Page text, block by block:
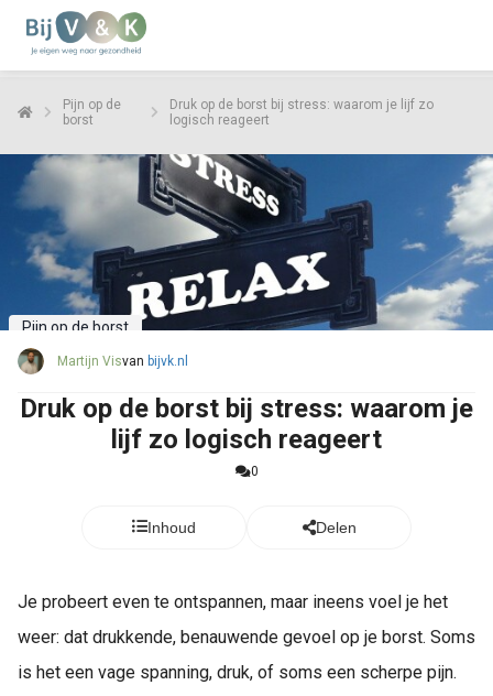
Pijn op de
borst
Druk op de borst bij stress: waarom je lijf zo
logisch reageert
Pijn op de borst
Martijn Visvan bijvk.nl
Druk op de borst bij stress: waarom je
lijf zo logisch reageert
0
Inhoud Delen
Je probeert even te ontspannen, maar ineens voel je het
weer: dat drukkende, benauwende gevoel op je borst. Soms
is het een vage spanning, druk, of soms een scherpe pijn.